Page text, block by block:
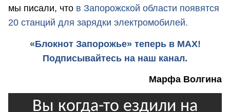
мы писали, что в Запорожской области появятся
20 станций для зарядки электромобилей.
«Блокнот Запорожье» теперь в MAX!
Подписывайтесь на наш канал.
Марфа Волгина